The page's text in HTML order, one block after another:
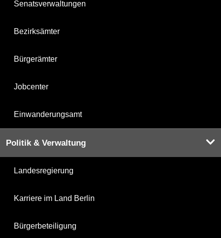
Senatsverwaltungen
Bezirksämter
Bürgerämter
Jobcenter
Einwanderungsamt
Politik & Verwaltung
Landesregierung
Karriere im Land Berlin
Bürgerbeteiligung